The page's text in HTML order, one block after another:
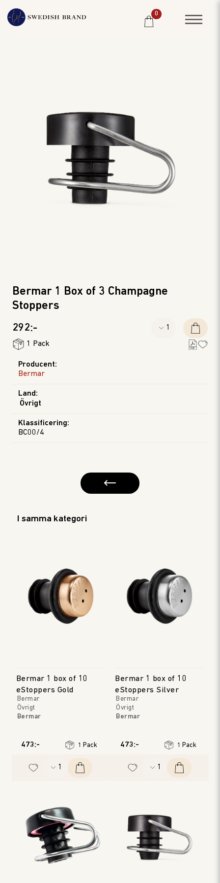
PRODUCENTER
KUNDPORTRÄTT
0
Bermar 1 Box of 3 Champagne
Stoppers
292:-
1 Pack
Producent:
Bermar
Land :
Övrigt
Klassificering:
BC00/4
I samma kategori
Bermar 1 box of 10
eStoppers Gold
Bermar
Övrigt
Bermar
473:- 1 Pack
Bermar 1 box of 10
eStoppers Silver
Bermar
Övrigt
Bermar
473:- 1 Pack